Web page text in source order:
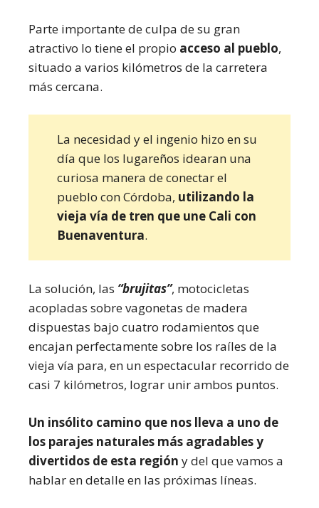
Parte importante de culpa de su gran
atractivo lo tiene el propio acceso al pueblo,
situado a varios kilómetros de la carretera
más cercana.
La necesidad y el ingenio hizo en su
día que los lugareños idearan una
curiosa manera de conectar el
pueblo con Córdoba, utilizando la
vieja vía de tren que une Cali con
Buenaventura.
La solución, las “brujitas”, motocicletas
acopladas sobre vagonetas de madera
dispuestas bajo cuatro rodamientos que
encajan perfectamente sobre los raíles de la
vieja vía para, en un espectacular recorrido de
casi 7 kilómetros, lograr unir ambos puntos.
Un insólito camino que nos lleva a uno de
los parajes naturales más agradables y
divertidos de esta región y del que vamos a
hablar en detalle en las próximas líneas.